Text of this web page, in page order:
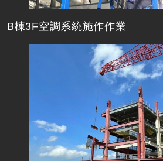
B棟3F空調系統施作作業